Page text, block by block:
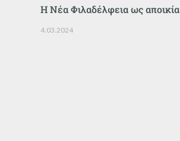
Η Νέα Φιλαδέλφεια ως αποικία
4.03.2024